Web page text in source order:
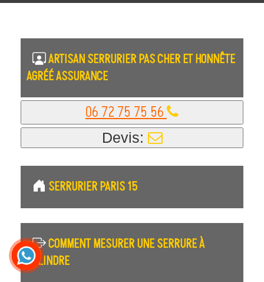
ARTISAN SERRURIER PAS CHER ET HONNÊTE
AGRÉÉ ASSURANCE
06 72 75 75 56
Devis:
SERRURIER PARIS 15
COMMENT MESURER UNE SERRURE À
CYLINDRE